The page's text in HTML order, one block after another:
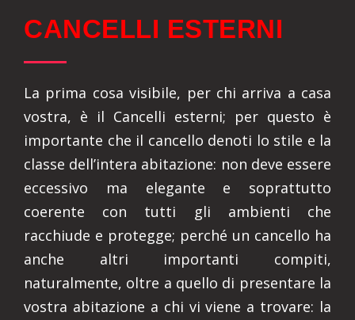
CANCELLI ESTERNI
La prima cosa visibile, per chi arriva a casa
vostra, è il Cancelli esterni; per questo è
importante che il cancello denoti lo stile e la
classe dell’intera abitazione: non deve essere
eccessivo ma elegante e soprattutto
coerente con tutti gli ambienti che
racchiude e protegge; perché un cancello ha
anche altri importanti compiti,
naturalmente, oltre a quello di presentare la
vostra abitazione a chi vi viene a trovare: la